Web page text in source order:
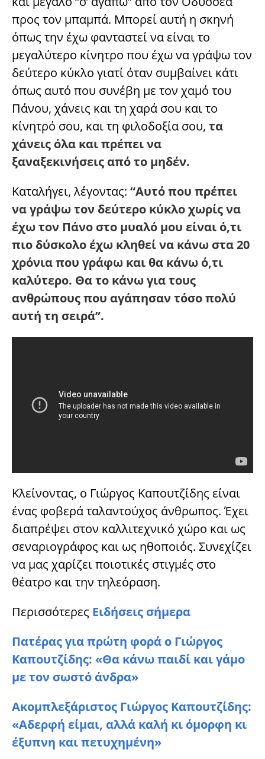
προς τον μπαμπά. Μπορεί αυτή η σκηνή
όπως την έχω φανταστεί να είναι το
μεγαλύτερο κίνητρο που έχω να γράψω τον
δεύτερο κύκλο γιατί όταν συμβαίνει κάτι
όπως αυτό που συνέβη με τον χαμό του
Πάνου, χάνεις και τη χαρά σου και το
κίνητρό σου, και τη φιλοδοξία σου, τα
χάνεις όλα και πρέπει να
ξαναξεκινήσεις από το μηδέν.
Καταλήγει, λέγοντας: “Αυτό που πρέπει
να γράψω τον δεύτερο κύκλο χωρίς να
έχω τον Πάνο στο μυαλό μου είναι ό,τι
πιο δύσκολο έχω κληθεί να κάνω στα 20
χρόνια που γράφω και θα κάνω ό,τι
καλύτερο. Θα το κάνω για τους
ανθρώπους που αγάπησαν τόσο πολύ
αυτή τη σειρά”.
Κλείνοντας, ο Γιώργος Καπουτζίδης είναι
ένας φοβερά ταλαντούχος άνθρωπος. Έχει
διαπρέψει στον καλλιτεχνικό χώρο και ως
σεναριογράφος και ως ηθοποιός. Συνεχίζει
να μας χαρίζει ποιοτικές στιγμές στο
θέατρο και την τηλεόραση.
Περισσότερες Ειδήσεις σήμερα
Πατέρας για πρώτη φορά ο Γιώργος
Καπουτζίδης: «Θα κάνω παιδί και γάμο
με τον σωστό άνδρα»
Ακομπλεξάριστος Γιώργος Καπουτζίδης:
«Αδερφή είμαι, αλλά καλή κι όμορφη κι
έξυπνη και πετυχημένη»